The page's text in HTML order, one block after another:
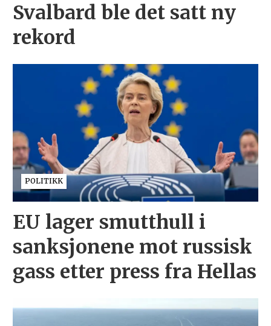
Svalbard ble det satt ny
rekord
POLITIKK
EU lager smutthull i
sanksjonene mot russisk
gass etter press fra Hellas